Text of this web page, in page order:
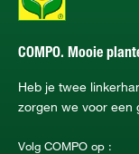
COMPO. Mooie
Heb je twee
zorgen we voor een
Volg COMPO op :